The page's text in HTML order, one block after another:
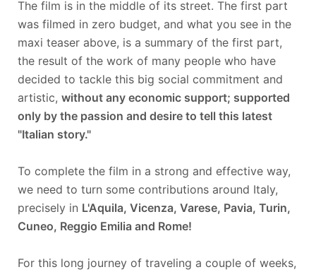
The film is in the middle of its street. The first part
was filmed in zero budget, and what you see in the
maxi teaser above, is a summary of the first part,
the result of the work of many people who have
decided to tackle this big social commitment and
artistic, without any economic support; supported
only by the passion and desire to tell this latest
"Italian story."
To complete the film in a strong and effective way,
we need to turn some contributions around Italy,
precisely in L'Aquila, Vicenza, Varese, Pavia, Turin,
Cuneo, Reggio Emilia and Rome!
For this long journey of traveling a couple of weeks,